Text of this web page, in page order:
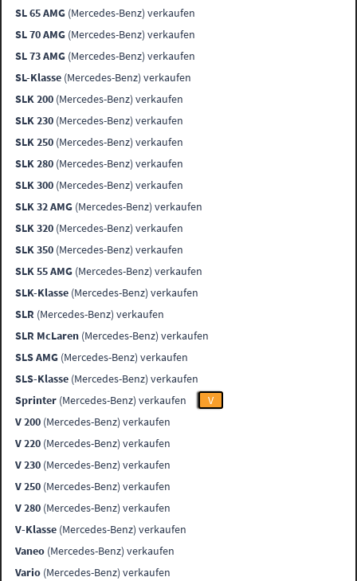
SL 65 AMG (Mercedes-Benz) verkaufen
SL 70 AMG (Mercedes-Benz) verkaufen
SL 73 AMG (Mercedes-Benz) verkaufen
SL-Klasse (Mercedes-Benz) verkaufen
SLK 200 (Mercedes-Benz) verkaufen
SLK 230 (Mercedes-Benz) verkaufen
SLK 250 (Mercedes-Benz) verkaufen
SLK 280 (Mercedes-Benz) verkaufen
SLK 300 (Mercedes-Benz) verkaufen
SLK 32 AMG (Mercedes-Benz) verkaufen
SLK 320 (Mercedes-Benz) verkaufen
SLK 350 (Mercedes-Benz) verkaufen
SLK 55 AMG (Mercedes-Benz) verkaufen
SLK-Klasse (Mercedes-Benz) verkaufen
SLR (Mercedes-Benz) verkaufen
SLR McLaren (Mercedes-Benz) verkaufen
SLS AMG (Mercedes-Benz) verkaufen
SLS-Klasse (Mercedes-Benz) verkaufen
Sprinter (Mercedes-Benz) verkaufen
V
V 200 (Mercedes-Benz) verkaufen
V 220 (Mercedes-Benz) verkaufen
V 230 (Mercedes-Benz) verkaufen
V 250 (Mercedes-Benz) verkaufen
V 280 (Mercedes-Benz) verkaufen
V-Klasse (Mercedes-Benz) verkaufen
Vaneo (Mercedes-Benz) verkaufen
Vario (Mercedes-Benz) verkaufen